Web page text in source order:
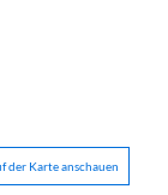
der Karte anschauen